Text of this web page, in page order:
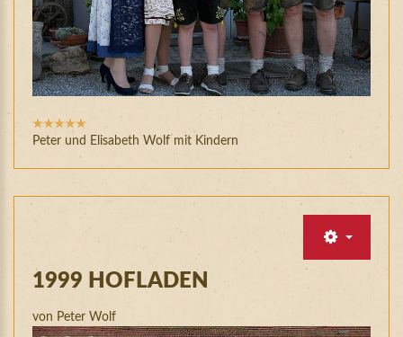
Bewertung:
Peter und Elisabeth Wolf mit Kindern
1999 HOFLADEN
von Peter Wolf